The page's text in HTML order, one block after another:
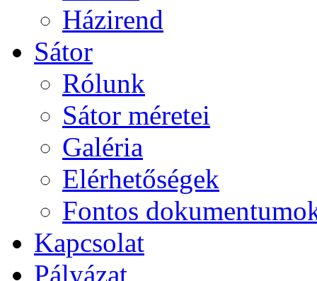
Házirend
Sátor
Rólunk
Sátor méretei
Galéria
Elérhetőségek
Fontos
Kapcsolat
Pályázat